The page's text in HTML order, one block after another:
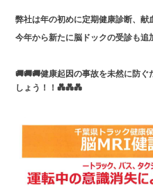
">
: Attempt t
o read property "te
弊社は年の初めに定期健康診断、献
今年から新たに脳ドックの受診も追
🚚🚚🚚健康起因の事故を未然に防ぐ
しょう！！💑💑💑